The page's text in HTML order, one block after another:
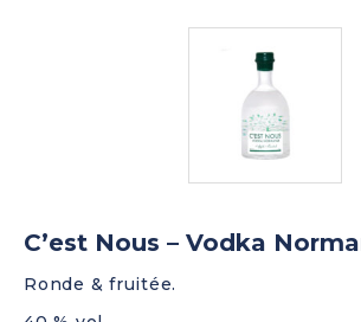
C’est Nous – Vodka
Ronde & fruitée.